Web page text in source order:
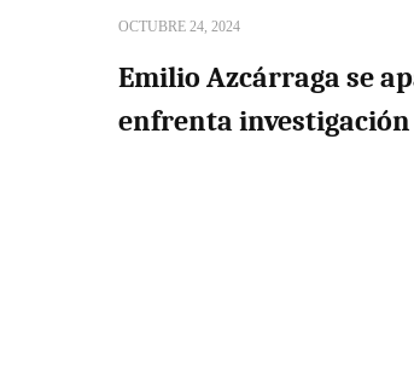
OCTUBRE 24, 2024
Emilio Azcárraga se
enfrenta investigación